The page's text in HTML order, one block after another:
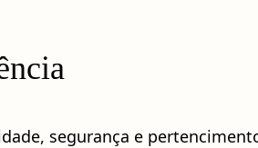
segurança e